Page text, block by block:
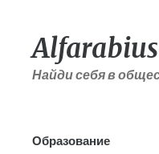
Alfarabius
Найди себя в
Образование